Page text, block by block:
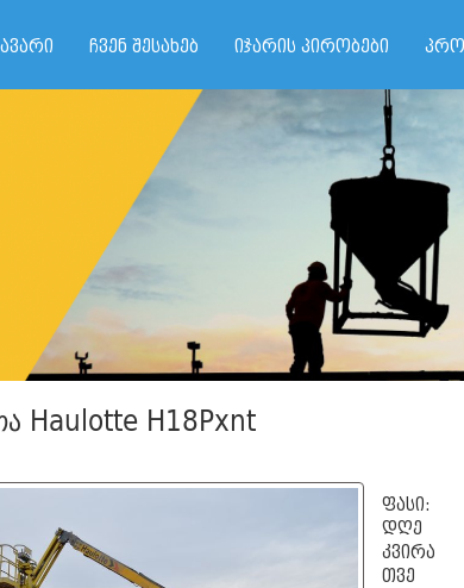
ჩვენ შესახებ იჯარის პირობები
Haulotte H18Pxnt
ფასი:
დღე
კვირა
თვე